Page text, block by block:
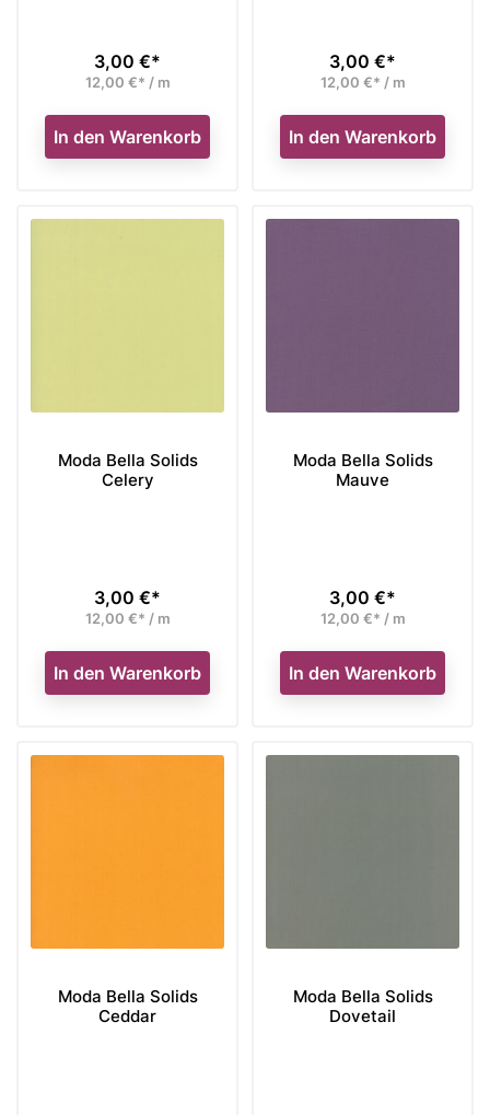
Preis
3,00 €*
12,00 €* / m
In den Warenkorb
Preis
3,00 €*
12,00 €* / m
In den Warenkorb
Moda Bella Solids
Celery
Preis
3,00 €*
12,00 €* / m
In den Warenkorb
Moda Bella Solids
Mauve
Preis
3,00 €*
12,00 €* / m
In den Warenkorb
Moda Bella Solids
Ceddar
Moda Bella Solids
Dovetail